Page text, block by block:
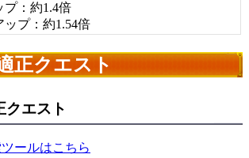
プ：約1.4倍
ップ：約1.54倍
正クエスト
クエスト
ールはこちら